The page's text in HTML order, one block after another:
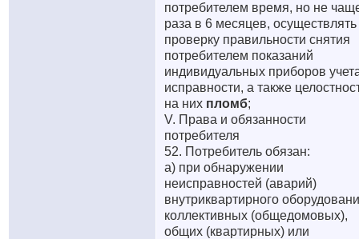
потребителем время, но не
раза в 6 месяцев, осуществлять
проверку правильности снятия
потребителем показаний
индивидуальных приборов
исправности, а также
на них пломб;
V. Права и обязанности
потребителя
52. Потребитель обязан:
а) при обнаружении
неисправностей (аварий)
внутриквартирного
коллективных (общедомовых),
общих (квартирных) или